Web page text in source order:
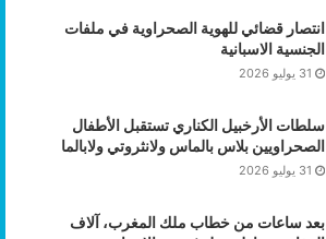
انتصار قضائي للهوية الصحراوية في ملفات
الجنسية الاسبانية
31 يوليو 2026
سلطات الأرخبيل الكناري تستقبل الأطفال
الصحراويين بلاس بالماس ولانثروتي ولابالما
31 يوليو 2026
بعد ساعات من خطاب ملك المغرب، آلاف